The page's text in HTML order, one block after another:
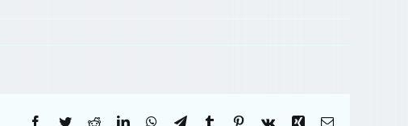
Facebook
TwitterRedditLinkedInWhatsApp
TelegramTumblr Pinterest
Vk Xing Correo